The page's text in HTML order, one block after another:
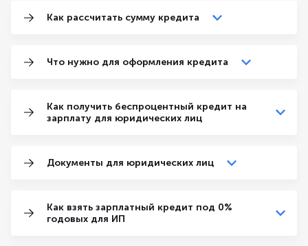
Как рассчитать сумму кредита
Что нужно для оформления кредита
Как получить беспроцентный кредит на
зарплату для юридических лиц
Документы для юридических лиц
Как взять зарплатный кредит под 0%
годовых для ИП